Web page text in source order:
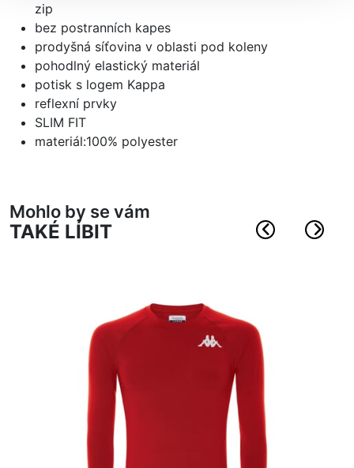
zip
bez postranních kapes
prodyšná síťovina v oblasti pod koleny
pohodlný elastický materiál
potisk s logem Kappa
reflexní prvky
SLIM FIT
materiál:100% polyester
Mohlo by se vám
TAKÉ LÍBIT